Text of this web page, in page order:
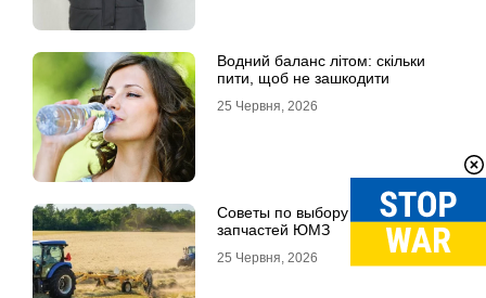
Водний баланс літом: скільки
пити, щоб не зашкодити
25 Червня, 2026
Советы по выбору качественных
запчастей ЮМЗ
25 Червня, 2026